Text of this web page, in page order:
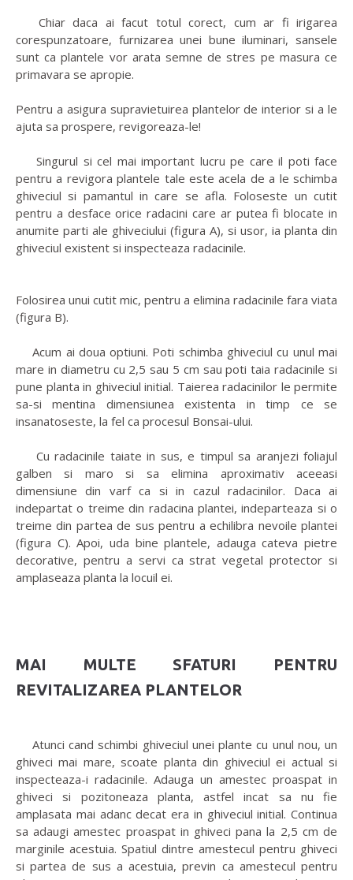
Chiar daca ai facut totul corect, cum ar fi irigarea
corespunzatoare, furnizarea unei bune iluminari, sansele
sunt ca plantele vor arata semne de stres pe masura ce
primavara se apropie.
Pentru a asigura supravietuirea plantelor de interior si a le
ajuta sa prospere, revigoreaza-le!
Singurul si cel mai important lucru pe care il poti face
pentru a revigora plantele tale este acela de a le schimba
ghiveciul si pamantul in care se afla. Foloseste un cutit
pentru a desface orice radacini care ar putea fi blocate in
anumite parti ale ghiveciului (figura A), si usor, ia planta din
ghiveciul existent si inspecteaza radacinile.
Folosirea unui cutit mic, pentru a elimina radacinile fara viata
(figura B).
Acum ai doua optiuni. Poti schimba ghiveciul cu unul mai
mare in diametru cu 2,5 sau 5 cm sau poti taia radacinile si
pune planta in ghiveciul initial. Taierea radacinilor le permite
sa-si mentina dimensiunea existenta in timp ce se
insanatoseste, la fel ca procesul Bonsai-ului.
Cu radacinile taiate in sus, e timpul sa aranjezi foliajul
galben si maro si sa elimina aproximativ aceeasi
dimensiune din varf ca si in cazul radacinilor. Daca ai
indepartat o treime din radacina plantei, indeparteaza si o
treime din partea de sus pentru a echilibra nevoile plantei
(figura C). Apoi, uda bine plantele, adauga cateva pietre
decorative, pentru a servi ca strat vegetal protector si
amplaseaza planta la locuil ei.
MAI MULTE SFATURI PENTRU
REVITALIZAREA PLANTELOR
Atunci cand schimbi ghiveciul unei plante cu unul nou, un
ghiveci mai mare, scoate planta din ghiveciul ei actual si
inspecteaza-i radacinile. Adauga un amestec proaspat in
ghiveci si pozitoneaza planta, astfel incat sa nu fie
amplasata mai adanc decat era in ghiveciul initial. Continua
sa adaugi amestec proaspat in ghiveci pana la 2,5 cm de
marginile acestuia. Spatiul dintre amestecul pentru ghiveci
si partea de sus a acestuia, previn ca amestecul pentru